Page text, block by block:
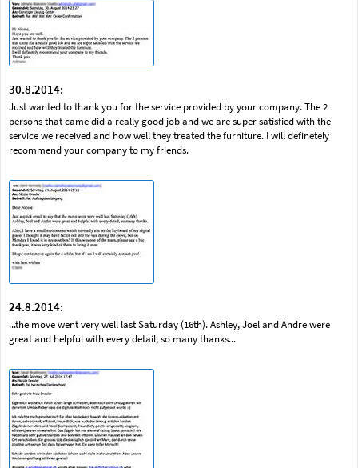
30.8.2014:
Just wanted to thank you for the service provided by your company. The 2
persons that came did a really good job and we are super satisfied with the
service we received and how well they treated the furniture. I will definetely
recommend your company to my friends.
24.8.2014:
...the move went very well last Saturday (16th). Ashley, Joel and Andre were
great and helpful with every detail, so many thanks...